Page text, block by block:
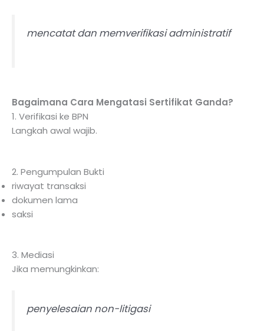
mencatat dan memverifikasi administratif
Bagaimana Cara Mengatasi Sertifikat Ganda?
1. Verifikasi ke BPN
Langkah awal wajib.
2. Pengumpulan Bukti
riwayat transaksi
dokumen lama
saksi
3. Mediasi
Jika memungkinkan:
penyelesaian non-litigasi